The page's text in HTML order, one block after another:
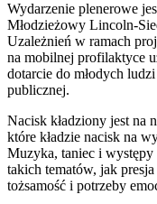
Wydarzenie plenerowe
Młodzieżowy Lincoln-
Uzależnień w ramach
na mobilnej profilaktyce
dotarcie do młodych
publicznej.
Nacisk kładziony jest na
które kładzie nacisk na
Muzyka, taniec i
takich tematów, jak
tożsamość i potrzeby